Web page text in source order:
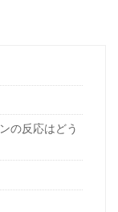
の反応はどう